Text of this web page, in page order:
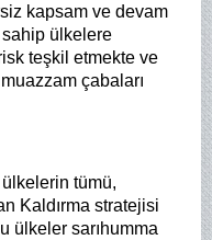
kapsam ve devam
sahip ülkelere
teşkil etmekte ve
çabaları
ülkelerin tümü,
Kaldırma stratejisi
ülkeler sarıhumma